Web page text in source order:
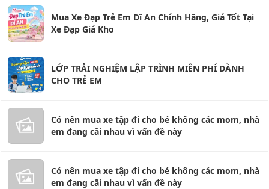
Mua Xe Đạp Trẻ Em Dĩ An Chính Hãng, Giá Tốt Tại
Xe Đạp Giá Kho
LỚP TRẢI NGHIỆM LẬP TRÌNH MIỄN PHÍ DÀNH
CHO TRẺ EM
Có nên mua xe tập đi cho bé không các mom, nhà
em đang cãi nhau vì vấn đề này
Có nên mua xe tập đi cho bé không các mom, nhà
em đang cãi nhau vì vấn đề này